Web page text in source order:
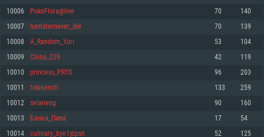
최소사양
운영체제: Windows 10 (64 bit)
프로세서: 2.2 GHz 듀얼코어 이상
메모리: 4GB
그래픽 카드: DirectX 11 이상을 지원하는 AMD Radeon 77XX / NVIDIA
GeForce GT 660. 최소 사양 해상도: 720p
네트워크: 브로드밴드 인터넷
여유 저장 공간: 22.1 GB (최소 클라이언트)
최소사양
운영체제: Mac OS Big Sur 11.0
프로세서: 최소 2.2 GHz의 Core i5 (Intel Xeon 은 지원하지 않습니다)
메모리: 6 GB
그래픽 카드: Metal 을 지원하는 Intel Iris Pro 5200 (Mac), 혹은 이와 비슷한 성
능을 가지는 Mac 버전의 AMD/Nvidia. 최소 해상도: 720p
네트워크: 브로드밴드 인터넷
여유 저장 공간: 22.1 GB (최소 클라이언트)
최소사양
운영체제: 64bit Linux 중 최신 버전
프로세서: 2.4 GHz 듀얼코어
메모리: 4 GB
그래픽 카드: Vulkan 을 지원하고, 최신 그래픽 드라이버를 지원하는 NVIDIA
660 (6개월 미만) 혹은 그와 동급의 성능을 가지며 최신 그래픽 드라이버를 지
원하는 AMD (6개월 미만; 최소사양 지원 해상도 720p)
네트워크: 브로드밴드 인터넷
10006 PokeFlora@live 70 140
10007 hamsternever_die 70 139
10008 A_Random_Yuri 53 104
10009 China_229 42 119
10010 princess_PRTS 96 203
10011 tokinemiti 133 259
10012 selaneng 90 160
10013 Банка_Пива 17 54
10014 culinary_bye1@psn 52 125